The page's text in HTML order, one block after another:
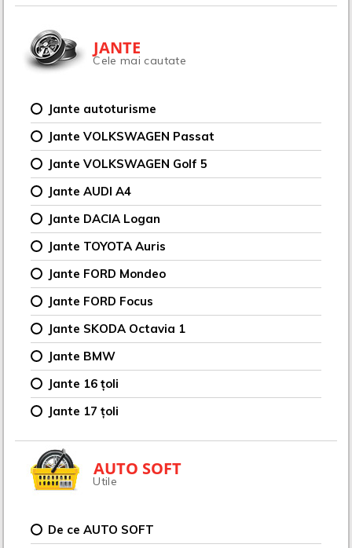
JANTE
Cele mai cautate
Jante autoturisme
Jante VOLKSWAGEN Passat
Jante VOLKSWAGEN Golf 5
Jante AUDI A4
Jante DACIA Logan
Jante TOYOTA Auris
Jante FORD Mondeo
Jante FORD Focus
Jante SKODA Octavia 1
Jante BMW
Jante 16 țoli
Jante 17 țoli
AUTO SOFT
Utile
De ce AUTO SOFT